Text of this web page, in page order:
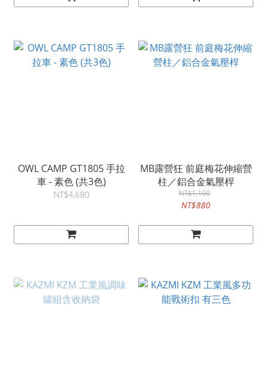
OWL CAMP GT1805 手拉
車 - 素色 (共3色)
NT$4,680
MB露營狂 前庭梅花伸縮營
柱／鋁合金氣壓桿
NT$1,100
NT$880